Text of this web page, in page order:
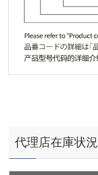
代理店在庫状況